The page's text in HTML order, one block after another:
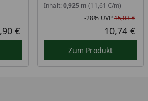
Aktueller Preis
€
Inhalt: 0,925 m (11,61 €/m)
-28% UVP15,03 €
10,74 €
Zum Produkt